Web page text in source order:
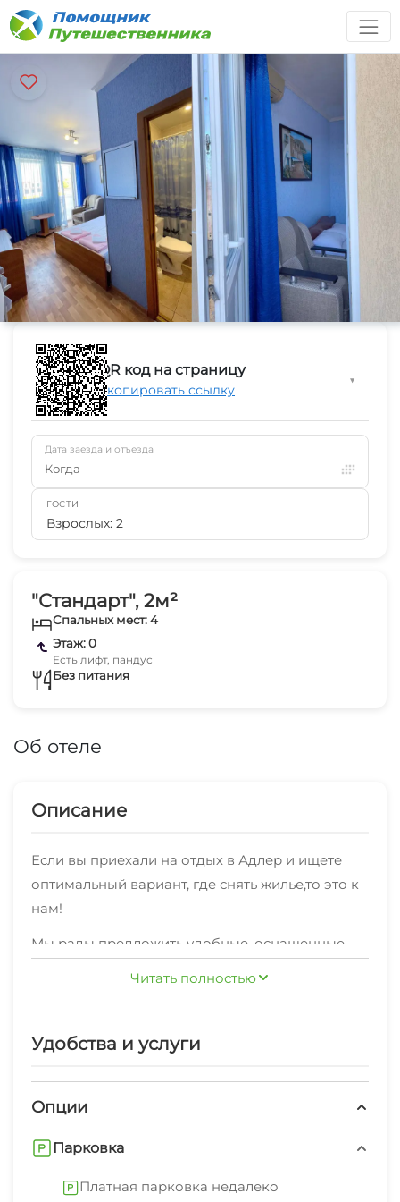
"Стандарт", 2м²
Спальных мест: 4
Этаж: 0
Есть лифт, пандус
Без питания
Об отеле
Описание
Если вы приехали на отдых в Адлер и ищете
оптимальный вариант, где снять жилье,то это к
нам!
Мы рады предложить удобные, оснащенные
В любом месте нашего объекта, вы сможете
Также мы предоставляем дополнительные
машина, гладильные принадлежности, зеленый
двор, беседка, свч.Полный список вы можете
Читать полностью
Удобства и услуги
Опции
Парковка
Платная парковка недалеко
QR код на страницу
Скопировать ссылку
▼
Дата заезда и отъезда
Когда
ГОСТИ
Взрослых: 2